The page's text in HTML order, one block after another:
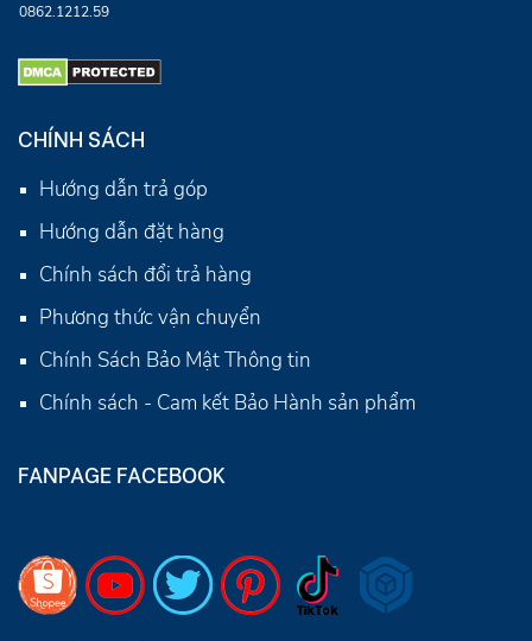
0862.1212.59
CHÍNH SÁCH
Hướng dẫn trả góp
Hướng dẫn đặt hàng
Chính sách đổi trả hàng
Phương thức vận chuyển
Chính Sách Bảo Mật Thông tin
Chính sách - Cam kết Bảo Hành sản phẩm
FANPAGE FACEBOOK